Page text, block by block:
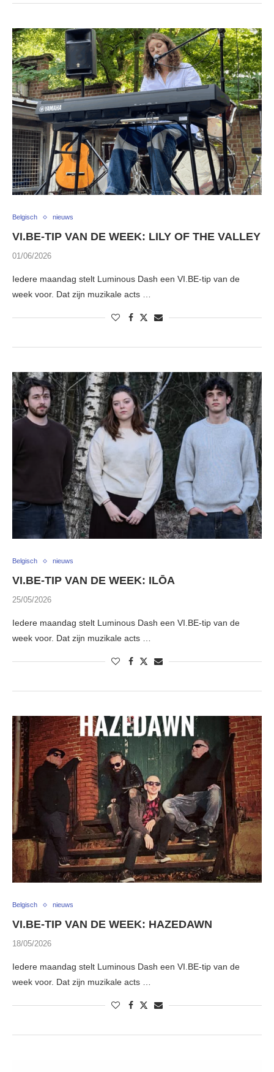
Belgisch nieuws
VI.BE-TIP VAN DE WEEK: LILY OF THE VALLEY
01/06/2026
Iedere maandag stelt Luminous Dash een VI.BE-tip van de
week voor. Dat zijn muzikale acts …
Belgisch nieuws
VI.BE-TIP VAN DE WEEK: ILŌA
25/05/2026
Iedere maandag stelt Luminous Dash een VI.BE-tip van de
week voor. Dat zijn muzikale acts …
Belgisch nieuws
VI.BE-TIP VAN DE WEEK: HAZEDAWN
18/05/2026
Iedere maandag stelt Luminous Dash een VI.BE-tip van de
week voor. Dat zijn muzikale acts …